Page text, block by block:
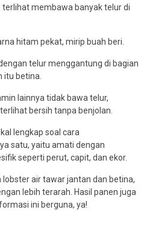
membawa banyak telur di
hitam pekat, mirip buah beri.
telur menggantung di bagian
itu betina.
lainnya tidak bawa telur,
bersih tanpa benjolan.
lengkap soal cara
satu, yaitu amati dengan
seperti perut, capit, dan ekor.
air tawar jantan dan betina,
lebih terarah. Hasil panen juga
ini berguna, ya!